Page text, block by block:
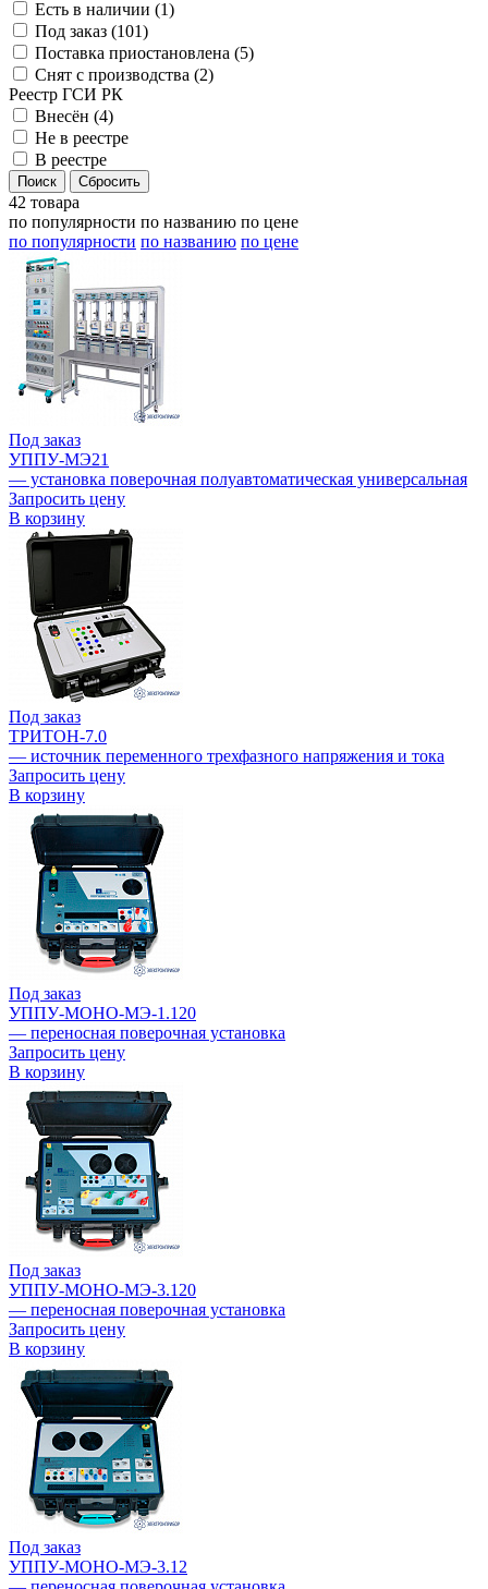
Есть в наличии (1)
Под заказ (101)
Поставка приостановлена (5)
Снят с производства (2)
Реестр ГСИ РК
Внесён (4)
Не в реестре
В реестре
42 товара
по популярности по названию по цене
по популярности по названию по цене
Под заказ
УППУ-МЭ21
— установка поверочная полуавтоматическая универсальная
Запросить цену
В корзину
Под заказ
ТРИТОН-7.0
— источник переменного трехфазного напряжения и тока
Запросить цену
В корзину
Под заказ
УППУ-МОНО-МЭ-1.120
— переносная поверочная установка
Запросить цену
В корзину
Под заказ
УППУ-МОНО-МЭ-3.120
— переносная поверочная установка
Запросить цену
В корзину
Под заказ
УППУ-МОНО-МЭ-3.12